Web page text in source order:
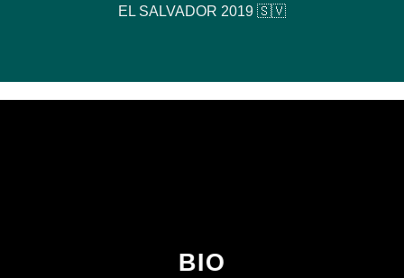
EL SALVADOR 2019 🇸🇻
BIO